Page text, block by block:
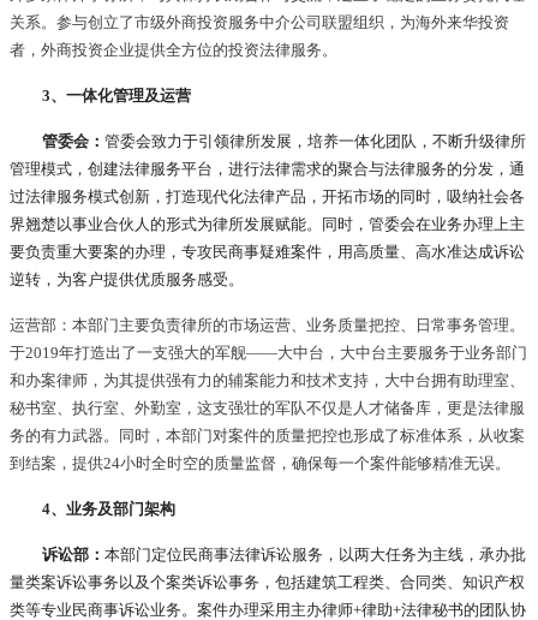
关系。参与创立了市级外商投资服务中介公司联盟组织，为海外来华投资
者，外商投资企业提供全方位的投资法律服务。
3、一体化管理及运营
管委会： 管委会致力于引领律所发展，培养一体化团队，不断升级律所
管理模式，创建法律服务平台，进行法律需求的聚合与法律服务的分发，通
过法律服务模式创新，打造现代化法律产品，开拓市场的同时，吸纳社会各
界翘楚以事业合伙人的形式为律所发展赋能。同时，管委会在业务办理上主
要负责重大要案的办理，专攻民商事疑难案件，用高质量、高水准达成诉讼
逆转，为客户提供优质服务感受。
运营部：本部门主要负责律所的市场运营、业务质量把控、日常事务管理。
于2019年打造出了一支强大的军舰——大中台，大中台主要服务于业务部门
和办案律师，为其提供强有力的辅案能力和技术支持，大中台拥有助理室、
秘书室、执行室、外勤室，这支强壮的军队不仅是人才储备库，更是法律服
务的有力武器。同时，本部门对案件的质量把控也形成了标准体系，从收案
到结案，提供24小时全时空的质量监督，确保每一个案件能够精准无误。
4、业务及部门架构
诉讼部： 本部门定位民商事法律诉讼服务，以两大任务为主线，承办批
量类案诉讼事务以及个案类诉讼事务，包括建筑工程类、合同类、知识产权
类等专业民商事诉讼业务。案件办理采用主办律师+律助+法律秘书的团队协